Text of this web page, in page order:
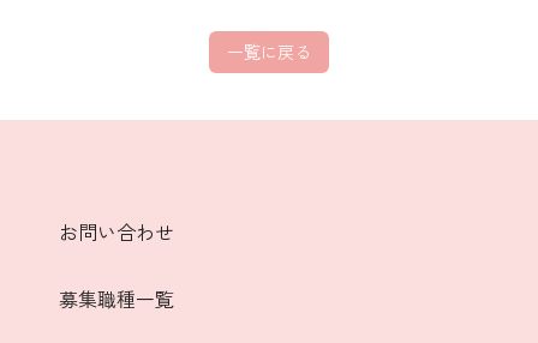
一覧に戻る
お問い合わせ
募集職種一覧